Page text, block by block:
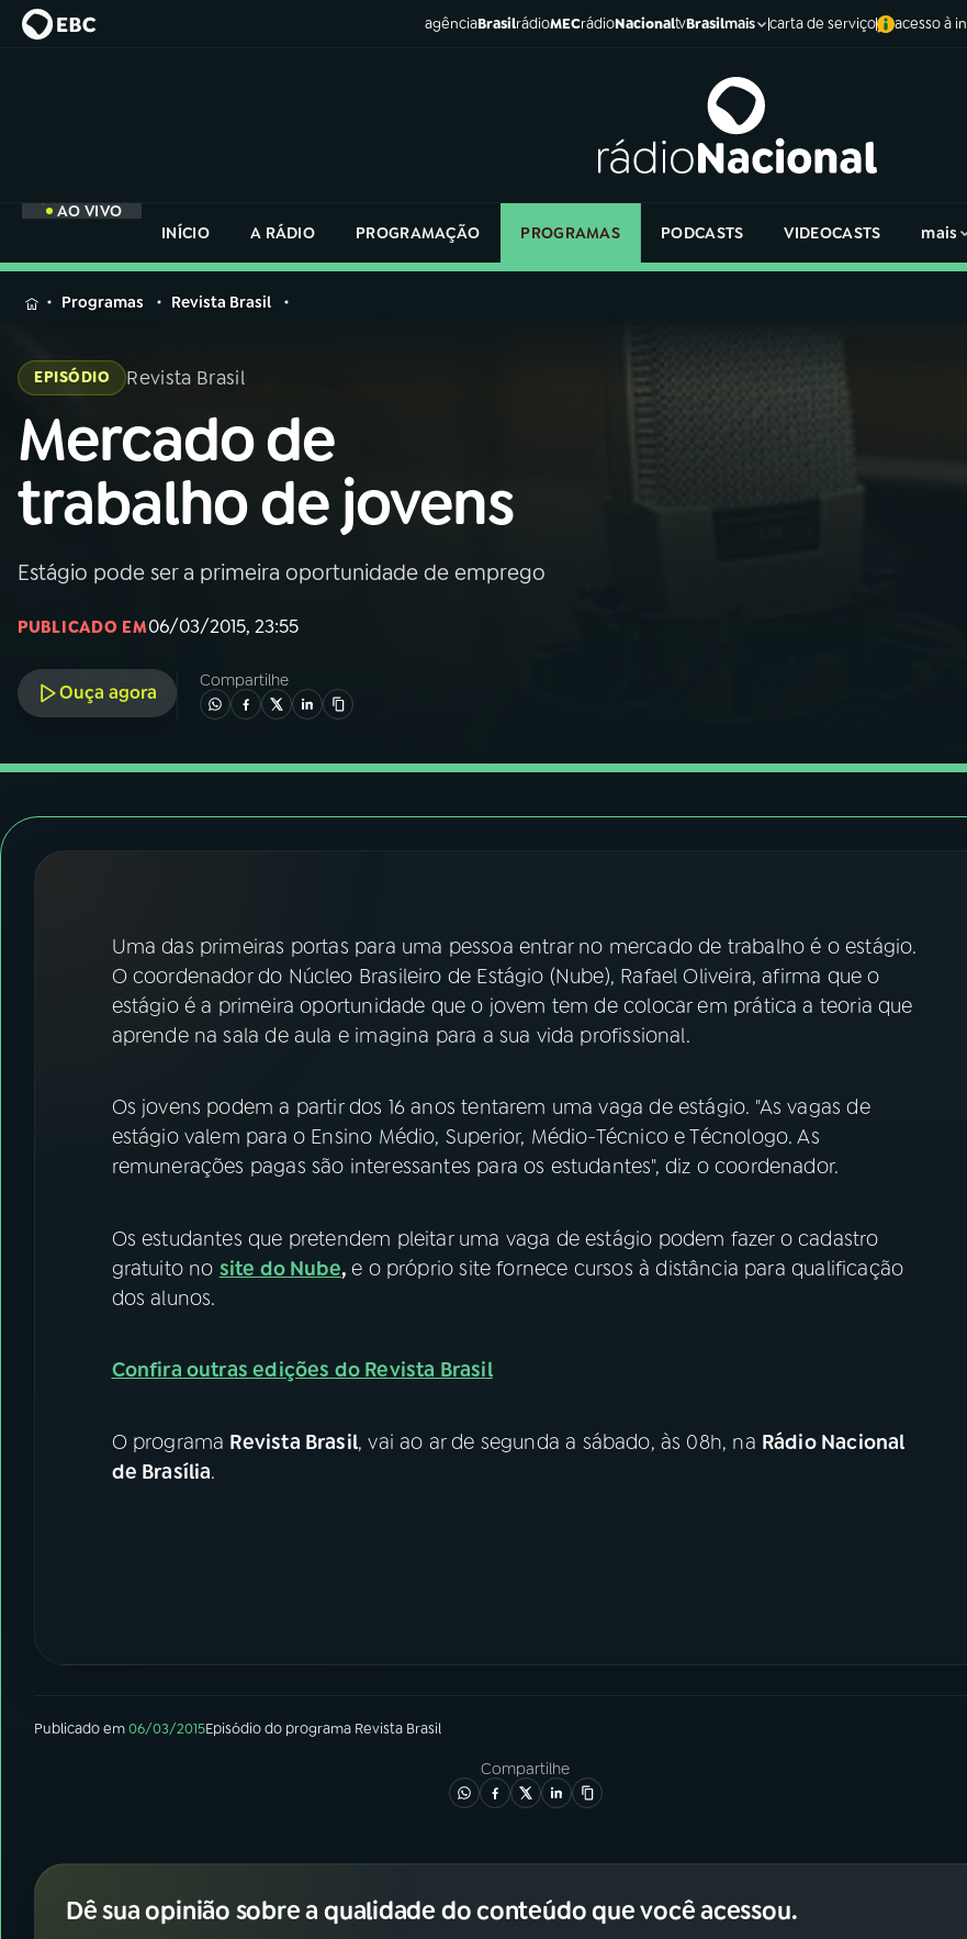
agênciaBrasilrádioMECrádioNacionaltvBrasilmais carta de serviço acesso à
AO VIVO
INÍCIO
A RÁDIO PROGRAMAÇÃO PROGRAMAS PODCASTS VIDEOCASTS mais
MENU
Buscar
na
Rádio
Nacional
02A RÁDIO
03PROGRAMAÇÃO
04PROGRAMAS
ÚLTIMAS
ACOMPANHE A RÁDIO NACIONAL
YouTube Facebook
Instagram X
na
Rádio
Programas Revista Brasil
EPISÓDIO Revista Brasil
Mercado de
trabalho de jovens
Estágio pode ser a primeira oportunidade de emprego
PUBLICADO EM06/03/2015, 23:55
Ouça agora
Compartilhe
Uma das primeiras portas para uma pessoa entrar no mercado de trabalho é o estágio.
O coordenador do Núcleo Brasileiro de Estágio (Nube), Rafael Oliveira, afirma que o
estágio é a primeira oportunidade que o jovem tem de colocar em prática a teoria que
aprende na sala de aula e imagina para a sua vida profissional.
Os jovens podem a partir dos 16 anos tentarem uma vaga de estágio. "As vagas de
estágio valem para o Ensino Médio, Superior, Médio-Técnico e Técnologo. As
remunerações pagas são interessantes para os estudantes", diz o coordenador.
Os estudantes que pretendem pleitar uma vaga de estágio podem fazer o cadastro
gratuito no site do Nube,e o próprio site fornece cursos à distância para qualificação
dos alunos.
Confira outras edições do Revista Brasil
O programa Revista Brasil, vai ao ar de segunda a sábado, às 08h, na Rádio Nacional
de Brasília.
Publicado em06/03/2015Episódiodo programa Revista Brasil
Compartilhe
Dê sua opinião sobre a qualidade do conteúdo que você acessou.